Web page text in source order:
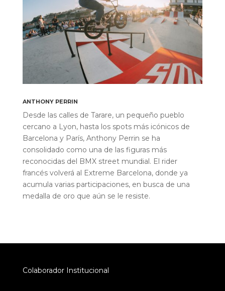
ANTHONY PERRIN
Desde las calles de Tarare, un pequeño pueblo
cercano a Lyon, hasta los spots más icónicos de
Barcelona y París, Anthony Perrin se ha
consolidado como una de las figuras más
reconocidas del BMX street mundial. El rider
francés volverá al Extreme Barcelona, donde ya
acumula varias participaciones, en busca de una
medalla de oro que aún se le resiste.
Colaborador Institucional